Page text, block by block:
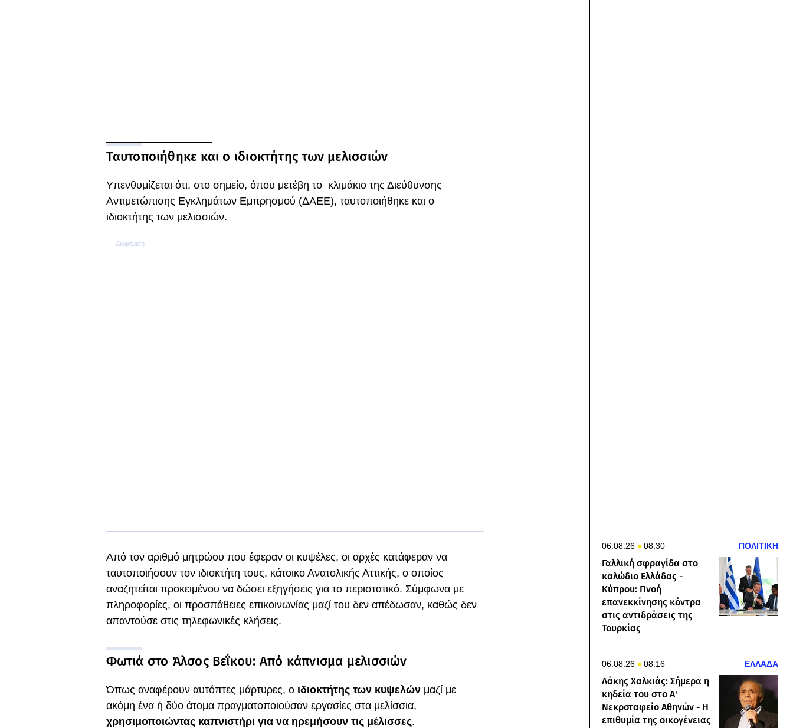
Ταυτοποιήθηκε και ο ιδιοκτήτης των μελισσιών
Υπενθυμίζεται ότι, στο σημείο, όπου μετέβη το κλιμάκιο της Διεύθυνσης
Αντιμετώπισης Εγκλημάτων Εμπρησμού (ΔΑΕΕ), ταυτοποιήθηκε και ο
ιδιοκτήτης των μελισσιών.
Από τον αριθμό μητρώου που έφεραν οι κυψέλες, οι αρχές κατάφεραν να
ταυτοποιήσουν τον ιδιοκτήτη τους, κάτοικο Ανατολικής Αττικής, ο οποίος
αναζητείται προκειμένου να δώσει εξηγήσεις για το περιστατικό. Σύμφωνα με
πληροφορίες, οι προσπάθειες επικοινωνίας μαζί του δεν απέδωσαν, καθώς δεν
απαντούσε στις τηλεφωνικές κλήσεις.
Φωτιά στο Άλσος Βεΐκου: Από κάπνισμα μελισσιών
Όπως αναφέρουν αυτόπτες μάρτυρες, ο ιδιοκτήτης των κυψελώνμαζί με
ακόμη ένα ή δύο άτομα πραγματοποιούσαν εργασίες στα μελίσσια,
χρησιμοποιώντας καπνιστήρι για να ηρεμήσουν τις μέλισσες.
06.08.26 08:30 ΠΟΛΙΤΙΚΗ
Γαλλική σφραγίδα στο
καλώδιο Ελλάδας -
Κύπρου: Πνοή
επανεκκίνησης κόντρα
στις αντιδράσεις της
Τουρκίας
06.08.26 08:16 ΕΛΛΑΔΑ
Λάκης Χαλκιάς: Σήμερα η
κηδεία του στο Α'
Νεκροταφείο Αθηνών - Η
επιθυμία της οικογένειας